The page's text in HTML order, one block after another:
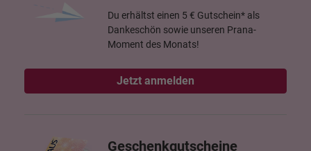
Du erhältst einen 5 € Gutschein* als
Dankeschön sowie unseren Prana-
Moment des Monats!
Jetzt anmelden
Geschenkgutscheine